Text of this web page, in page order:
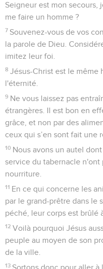
Seigneur est mon secours,
me faire un homme ?
7 Souvenez-vous de vos
la parole de Dieu.
imitez leur foi.
8 Jésus-Christ est le même
l'éternité.
9 Ne vous laissez pas
étrangères. Il est bon en
grâce, et non par des
ceux qui s’en sont fait une
10 Nous avons un autel
service du tabernacle
nourriture.
11 En ce qui concerne les
par le grand-prêtre dans le
péché, leur corps est brûlé
12 Voilà pourquoi Jésus
peuple au moyen de son
de la ville.
13 Sortons donc pour aller à